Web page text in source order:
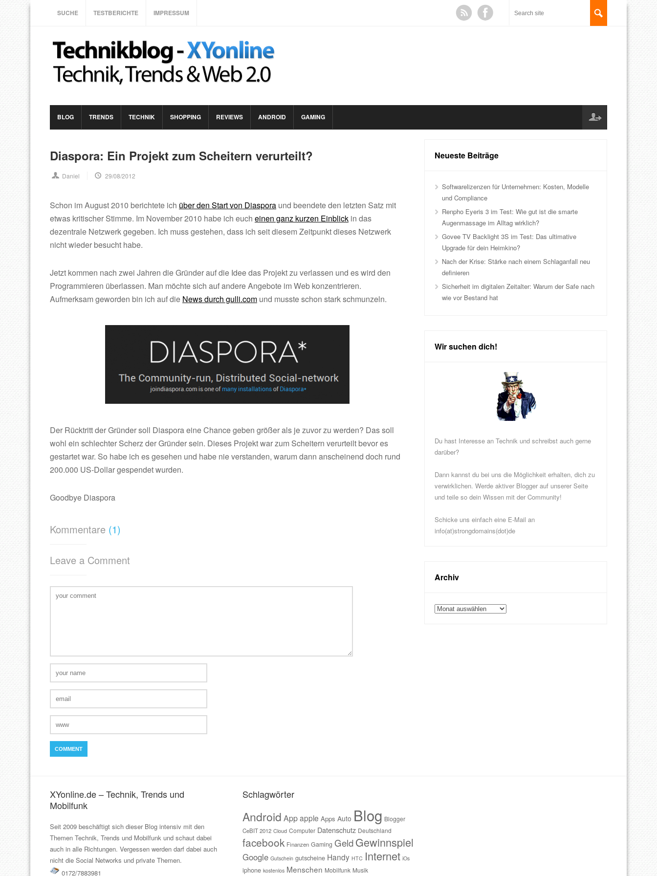
SUCHE TESTBERICHTE IMPRESSUM
BLOG TRENDS TECHNIK SHOPPING REVIEWS ANDROID GAMING
Diaspora: Ein Projekt zum Scheitern verurteilt?
Daniel 29/08/2012
Schon im August 2010 berichtete ich über den Start von Diaspora und beendete den letzten Satz mit
etwas kritischer Stimme. Im November 2010 habe ich euch einen ganz kurzen Einblick in das
dezentrale Netzwerk gegeben. Ich muss gestehen, dass ich seit diesem Zeitpunkt dieses Netzwerk
nicht wieder besucht habe.
Jetzt kommen nach zwei Jahren die Gründer auf die Idee das Projekt zu verlassen und es wird den
Programmieren überlassen. Man möchte sich auf andere Angebote im Web konzentrieren.
Aufmerksam geworden bin ich auf die News durch gulli.com und musste schon stark schmunzeln.
Der Rücktritt der Gründer soll Diaspora eine Chance geben größer als je zuvor zu werden? Das soll
wohl ein schlechter Scherz der Gründer sein. Dieses Projekt war zum Scheitern verurteilt bevor es
gestartet war. So habe ich es gesehen und habe nie verstanden, warum dann anscheinend doch rund
200.000 US-Dollar gespendet wurden.
Goodbye Diaspora
Kommentare (1)
Leave a Comment
Neueste Beiträge
Softwarelizenzen für Unternehmen: Kosten, Modelle
und Compliance
Renpho Eyeris 3 im Test: Wie gut ist die smarte
Augenmassage im Alltag wirklich?
Govee TV Backlight 3S im Test: Das ultimative
Upgrade für dein Heimkino?
Nach der Krise: Stärke nach einem Schlaganfall neu
definieren
Sicherheit im digitalen Zeitalter: Warum der Safe nach
wie vor Bestand hat
Wir suchen dich!
Du hast Interesse an Technik und schreibst auch gerne
darüber?
Dann kannst du bei uns die Möglichkeit erhalten, dich zu
verwirklichen. Werde aktiver Blogger auf unserer Seite
und teile so dein Wissen mit der Community!
Schicke uns einfach eine E-Mail an
info(at)strongdomains(dot)de
Archiv
Archiv
XYonline.de – Technik, Trends und
Mobilfunk
Seit 2009 beschäftigt sich dieser Blog intensiv mit den
Themen Technik, Trends und Mobilfunk und schaut dabei
auch in alle Richtungen. Vergessen werden darf dabei auch
nicht die Social Networks und private Themen.
0172/7883981
Schlagwörter
Android Appapple Apps Auto Blog Blogger
CeBIT 2012 Cloud Computer Datenschutz Deutschland
facebook Finanzen Gaming GeldGewinnspiel
Google Gutschein gutscheine Handy HTC Internet iOs
iphone kostenlos Menschen Mobilfunk Musik